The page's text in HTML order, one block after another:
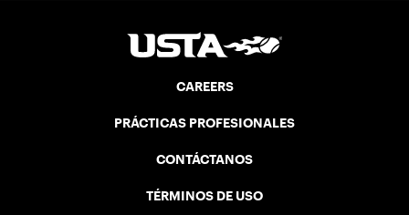
CAREERS
PRÁCTICAS PROFESIONALES
CONTÁCTANOS
TÉRMINOS DE USO